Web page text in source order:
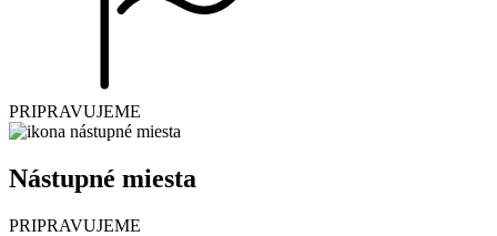
PRIPRAVUJEME
Nástupné miesta
PRIPRAVUJEME